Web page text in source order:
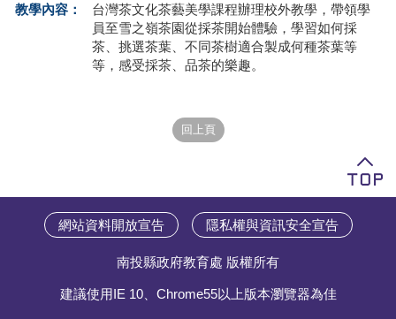
校務行政
教學內容：
台灣茶文化茶藝美學課程辦理校外教學，帶領學
員至雪之嶺茶園從採茶開始體驗，學習如何採
茶、挑選茶葉、不同茶樹適合製成何種茶葉等
等，感受採茶、品茶的樂趣。
網站資料開放宣告 隱私權與資訊安全宣告
南投縣政府教育處 版權所有
建議使用IE 10、Chrome55以上版本瀏覽器為佳